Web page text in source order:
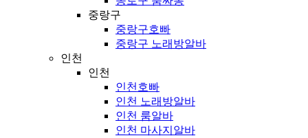
중랑구
중랑구호빠
중랑구 노래방알바
인천
인천
인천호빠
인천 노래방알바
인천 룸알바
인천 마사지알바